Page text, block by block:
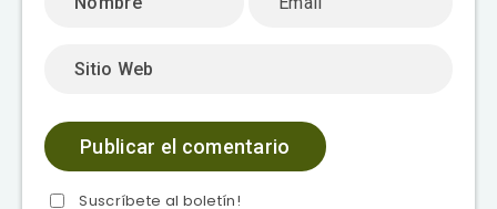
Suscríbete al boletín!